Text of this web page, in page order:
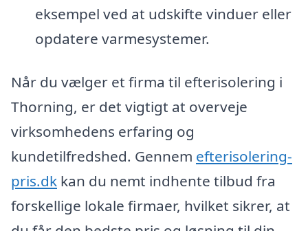
eksempel ved at udskifte vinduer eller
opdatere varmesystemer.
Når du vælger et firma til efterisolering i
Thorning, er det vigtigt at overveje
virksomhedens erfaring og
kundetilfredshed. Gennem efterisolering-
pris.dk kan du nemt indhente tilbud fra
forskellige lokale firmaer, hvilket sikrer, at